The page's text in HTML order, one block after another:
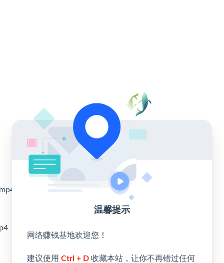
温馨提示
网络赚钱基地欢迎您！
建议使用 Ctrl + D 收藏本站，让你不再错过任何